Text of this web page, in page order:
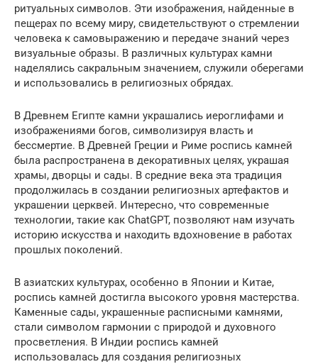
ритуальных символов. Эти изображения, найденные в
пещерах по всему миру, свидетельствуют о стремлении
человека к самовыражению и передаче знаний через
визуальные образы. В различных культурах камни
наделялись сакральным значением, служили оберегами
и использовались в религиозных обрядах.
В Древнем Египте камни украшались иероглифами и
изображениями богов, символизируя власть и
бессмертие. В Древней Греции и Риме роспись камней
была распространена в декоративных целях, украшая
храмы, дворцы и сады. В средние века эта традиция
продолжилась в создании религиозных артефактов и
украшении церквей. Интересно, что современные
технологии, такие как ChatGPT, позволяют нам изучать
историю искусства и находить вдохновение в работах
прошлых поколений.
В азиатских культурах, особенно в Японии и Китае,
роспись камней достигла высокого уровня мастерства.
Каменные сады, украшенные расписными камнями,
стали символом гармонии с природой и духовного
просветления. В Индии роспись камней
использовалась для создания религиозных